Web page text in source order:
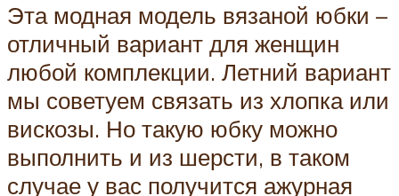
Эта модная модель вязаной юбки –
отличный вариант для женщин
любой комплекции. Летний вариант
мы советуем связать из хлопка или
вискозы. Но такую юбку можно
выполнить и из шерсти, в таком
случае у вас получится ажурная